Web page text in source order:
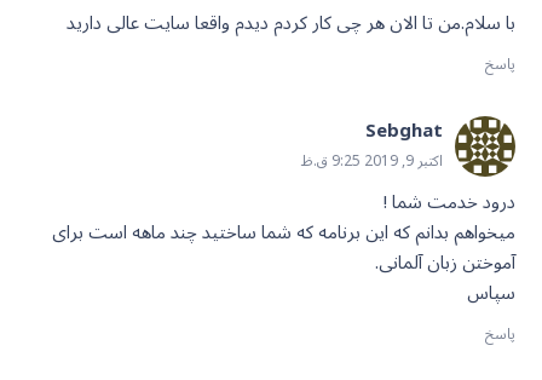
با سلام.من تا الان هر چی کار کردم دیدم واقعا سایت عالی دارید
پاسخ
Sebghat
اکتبر 9, 2019 9:25 ق.ظ
درود خدمت شما !
میخواهم بدانم که این برنامه که شما ساختید چند ماهه است برای
آموختن زبان آلمانی.
سپاس
پاسخ